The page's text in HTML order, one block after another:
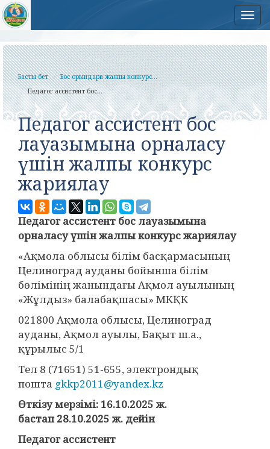
Басты бет
Бос орындарға жалпы конкурс...
Педагог ассистент бос...
Педагог ассистент бос
лауазымына орналасу
үшін жалпы конкурс
жариялау
Педагог ассистент бос лауазымына
орналасу үшін жалпы конкурс жариялау
«Ақмола облысы білім басқармасының
Целиноград ауданы бойынша білім
бөлімінің жанындағы Ақмол ауылының
«Жұлдыз» балабақшасы» МКҚК
021800 Ақмола облысы, Целиноград
ауданы, Ақмол ауылы, Бақыт ш.а.,
құрылыс 5/1
Тел 8 (71651) 51-655, электрондық
пошта gkkp2011@yandex.kz
Өткізу мерзімі: 16.10.2025 ж.
бастап 28.10.2025 ж. дейін
Педагог ассистент